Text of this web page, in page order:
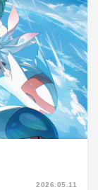
2026.05.11